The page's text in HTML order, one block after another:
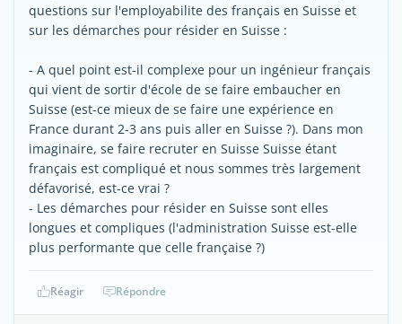
questions sur l'employabilite des français en Suisse et
sur les démarches pour résider en Suisse :
- A quel point est-il complexe pour un ingénieur français
qui vient de sortir d'école de se faire embaucher en
Suisse (est-ce mieux de se faire une expérience en
France durant 2-3 ans puis aller en Suisse ?). Dans mon
imaginaire, se faire recruter en Suisse Suisse étant
français est compliqué et nous sommes très largement
défavorisé, est-ce vrai ?
- Les démarches pour résider en Suisse sont elles
longues et compliques (l'administration Suisse est-elle
plus performante que celle française ?)
Réagir Répondre